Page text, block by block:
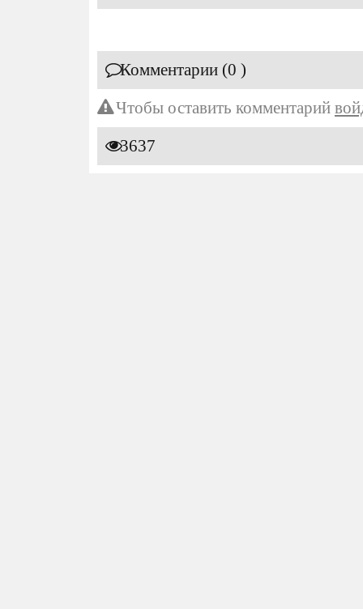
Комментарии (0 )
Чтобы оставить комментарий
3637